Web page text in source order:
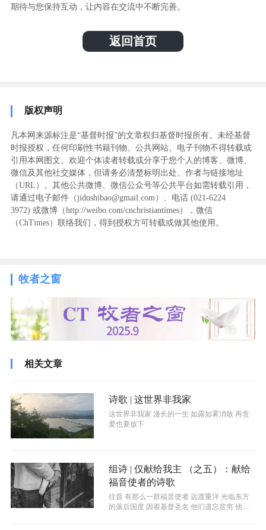
期待与您保持互动，让内容在交流中不断完善。
返回首页
版权声明
凡本网来源标注是“基督时报”的文章权归基督时报所有。未经基督
时报授权，任何印刷性书籍刊物、公共网站、电子刊物不得转载或
引用本网图文。欢迎个体读者转载或分享于您个人的博客、微博、
微信及其他社交媒体，但请务必清楚标明出处、作者与链接地址
（URL）。其他公共微博、微信公众号等公共平台如需转载引用，
请通过电子邮件（jidushibao@gmail.com）、电话 (021-6224
3972) ‬或微博（http://weibo.com/cnchristiantimes），微信
（ChTimes）联络我们，得到授权方可转载或做其他使用。
牧者之窗
相关文章
诗歌 | 这世界非我家
这世界非我家 漫长的一生 如露如雾消散 再贪
爱也要放下
组诗 | 仅献给我主 （之五）：献给
福音使者的诗歌
往昔 有那么一群福音使者 远渡重洋 光临东方
的落后国度 因着基督圣名 他们遗忘贫穷 他们